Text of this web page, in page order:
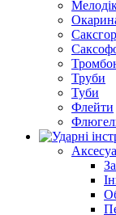
Труби
Туби
Флейти